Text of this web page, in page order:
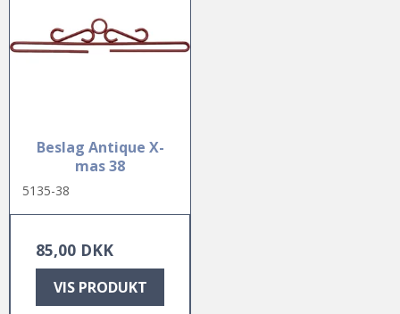
Beslag Antique X-
mas 38
5135-38
85,00 DKK
VIS PRODUKT